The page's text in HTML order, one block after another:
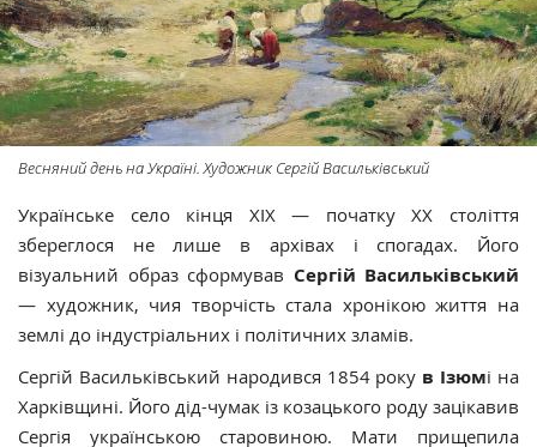
Весняний день на Україні. Художник Сергій Васильківський
Українське село кінця ХІХ — початку ХХ століття
збереглося не лише в архівах і спогадах. Його
візуальний образ сформував Сергій Васильківський
— художник, чия творчість стала хронікою життя на
землі до індустріальних і політичних зламів.
Сергій Васильківський народився 1854 року в Ізюмі на
Харківщині. Його дід-чумак із козацького роду зацікавив
Сергія українською старовиною. Мати прищепила